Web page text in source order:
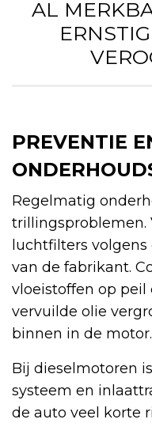
AL
PREVENTIE
Regelmatig
trillingsproblemen.
luchtfilters volgens
van de fabrikant.
vloeistoffen op peil
vervuilde olie
binnen in de motor.
Bij dieselmotoren
systeem en
de auto veel korte